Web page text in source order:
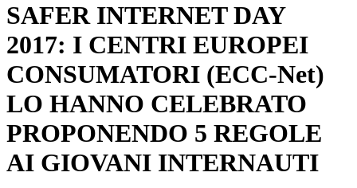
SAFER INTERNET DAY
2017: I CENTRI EUROPEI
CONSUMATORI (ECC-Net)
LO HANNO CELEBRATO
PROPONENDO 5 REGOLE
AI GIOVANI INTERNAUTI